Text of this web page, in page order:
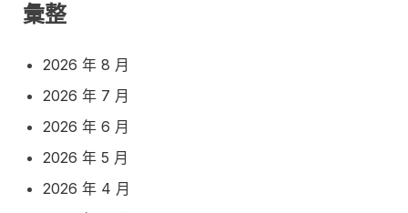
彙整
2026 年 8 月
2026 年 7 月
2026 年 6 月
2026 年 5 月
2026 年 4 月